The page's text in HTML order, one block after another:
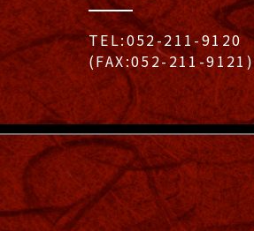
TEL:052-211-9120
(FAX:052-211-9121)